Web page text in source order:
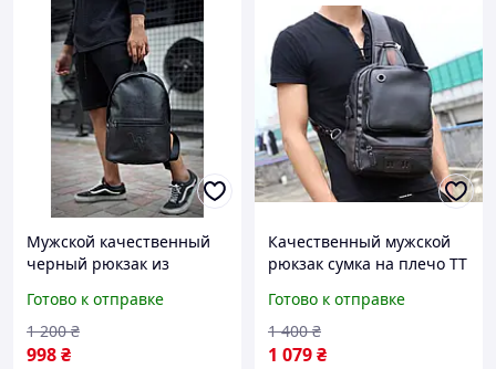
Мужской качественный
черный рюкзак из
матовой эко кожи
Готово к отправке
998₴
1 200 ₴
Качественный мужской
рюкзак сумка на плечо TT
Готово к отправке
1 079₴
1 400 ₴